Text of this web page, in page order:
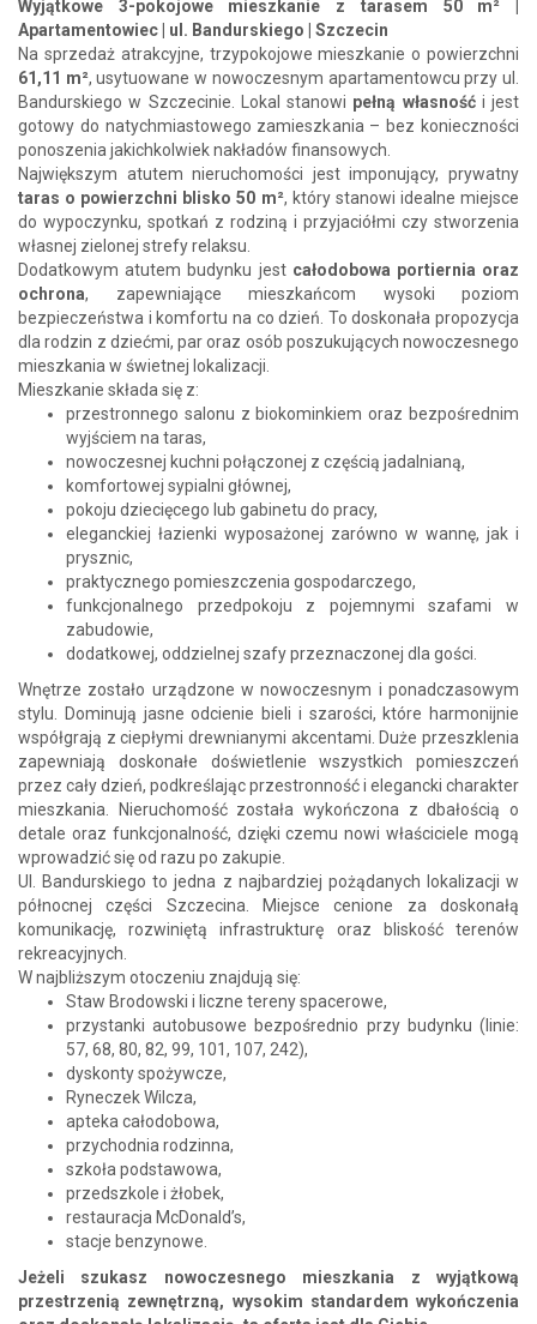
Wyjątkowe 3-pokojowe mieszkanie z tarasem 50 m² |
Apartamentowiec | ul. Bandurskiego | Szczecin
Na sprzedaż atrakcyjne, trzypokojowe mieszkanie o powierzchni
61,11 m², usytuowane w nowoczesnym apartamentowcu przy ul.
Bandurskiego w Szczecinie. Lokal stanowi pełną własnośći jest
gotowy do natychmiastowego zamieszkania – bez konieczności
ponoszenia jakichkolwiek nakładów finansowych.
Największym atutem nieruchomości jest imponujący, prywatny
taras o powierzchni blisko 50 m², który stanowi idealne miejsce
do wypoczynku, spotkań z rodziną i przyjaciółmi czy stworzenia
własnej zielonej strefy relaksu.
Dodatkowym atutem budynku jest całodobowa portiernia oraz
ochrona, zapewniające mieszkańcom wysoki poziom
bezpieczeństwa i komfortu na co dzień. To doskonała propozycja
dla rodzin z dziećmi, par oraz osób poszukujących nowoczesnego
mieszkania w świetnej lokalizacji.
Mieszkanie składa się z:
przestronnego salonu z biokominkiem oraz bezpośrednim
wyjściem na taras,
nowoczesnej kuchni połączonej z częścią jadalnianą,
komfortowej sypialni głównej,
pokoju dziecięcego lub gabinetu do pracy,
eleganckiej łazienki wyposażonej zarówno w wannę, jak i
prysznic,
praktycznego pomieszczenia gospodarczego,
funkcjonalnego przedpokoju z pojemnymi szafami w
zabudowie,
dodatkowej, oddzielnej szafy przeznaczonej dla gości.
Wnętrze zostało urządzone w nowoczesnym i ponadczasowym
stylu. Dominują jasne odcienie bieli i szarości, które harmonijnie
współgrają z ciepłymi drewnianymi akcentami. Duże przeszklenia
zapewniają doskonałe doświetlenie wszystkich pomieszczeń
przez cały dzień, podkreślając przestronność i elegancki charakter
mieszkania. Nieruchomość została wykończona z dbałością o
detale oraz funkcjonalność, dzięki czemu nowi właściciele mogą
wprowadzić się od razu po zakupie.
Ul. Bandurskiego to jedna z najbardziej pożądanych lokalizacji w
północnej części Szczecina. Miejsce cenione za doskonałą
komunikację, rozwiniętą infrastrukturę oraz bliskość terenów
rekreacyjnych.
W najbliższym otoczeniu znajdują się:
Staw Brodowski i liczne tereny spacerowe,
przystanki autobusowe bezpośrednio przy budynku (linie:
57, 68, 80, 82, 99, 101, 107, 242),
dyskonty spożywcze,
Ryneczek Wilcza,
apteka całodobowa,
przychodnia rodzinna,
szkoła podstawowa,
przedszkole i żłobek,
restauracja McDonald’s,
stacje benzynowe.
Jeżeli szukasz nowoczesnego mieszkania z wyjątkową
przestrzenią zewnętrzną, wysokim standardem wykończenia